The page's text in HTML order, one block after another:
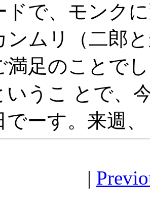
ドで、モンク
ンムリ（二郎
満足のことで
いうこ とで、
でーす。来週
|